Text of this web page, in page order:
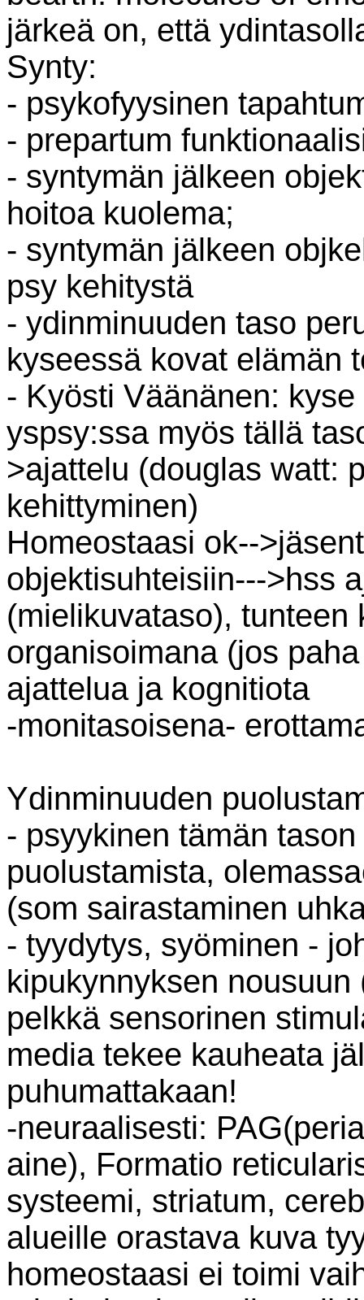
järkeä on, että
Synty:
- psykofyysinen
- prepartum
- syntymän jälkeen
hoitoa kuolema;
- syntymän jälkeen
psy kehitystä
- ydinminuuden taso
kyseessä kovat elämän
- Kyösti Väänänen:
yspsy:ssa myös tällä
>ajattelu (douglas watt:
kehittyminen)
Homeostaasi ok--
objektisuhteisiin--->hss
(mielikuvataso), tunteen
organisoimana (jos
ajattelua ja kognitiota
-monitasoisena-
Ydinminuuden
- psyykinen tämän
puolustamista,
(som sairastaminen
- tyydytys, syöminen -
kipukynnyksen
pelkkä sensorinen
media tekee kauheata
puhumattakaan!
-neuraalisesti:
aine), Formatio
systeemi, striatum,
alueille orastava kuva
homeostaasi ei toimi